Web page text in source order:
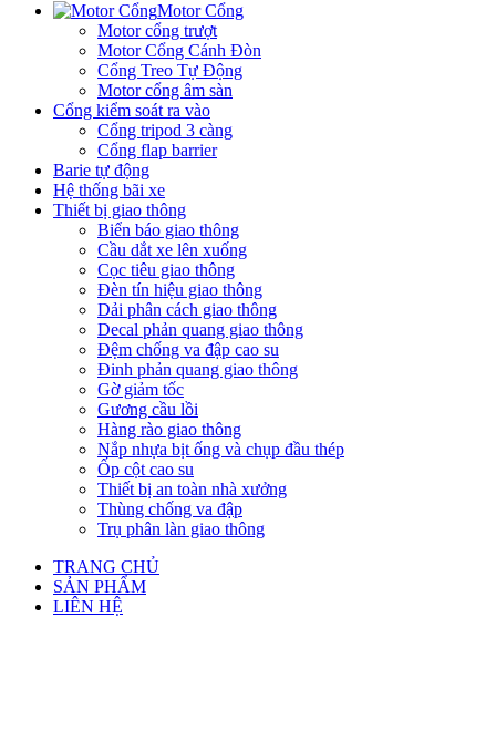
Motor Cổng
Motor cổng trượt
Motor Cổng Cánh Đòn
Cổng Treo Tự Động
Motor cổng âm sàn
Cổng kiểm soát ra vào
Cổng tripod 3 càng
Cổng flap barrier
Barie tự động
Hệ thống bãi xe
Thiết bị giao thông
Biển báo giao thông
Cầu dắt xe lên xuống
Cọc tiêu giao thông
Đèn tín hiệu giao thông
Dải phân cách giao thông
Decal phản quang giao thông
Đệm chống va đập cao su
Đinh phản quang giao thông
Gờ giảm tốc
Gương cầu lồi
Hàng rào giao thông
Nắp nhựa bịt ống và chụp đầu thép
Ốp cột cao su
Thiết bị an toàn nhà xưởng
Thùng chống va đập
Trụ phân làn giao thông
TRANG CHỦ
SẢN PHẨM
LIÊN HỆ